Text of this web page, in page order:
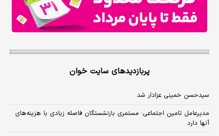
پربازدیدهای سایت خوان
سیدحسن خمینی عزادار شد
مدیرعامل تامین اجتماعی: مستمری بازنشستگان فاصله زیادی با هزینه‌های
آنها دارد